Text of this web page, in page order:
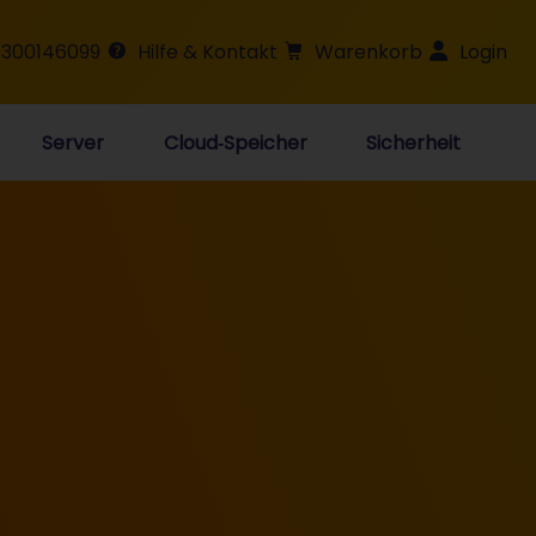
Hilfe & Kontakt Warenkorb Login
Server Cloud‑Speicher Sicherheit